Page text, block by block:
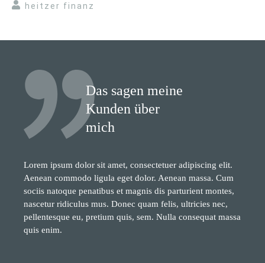
heitzer finanz
Das sagen meine
Kunden über
mich
Lorem ipsum dolor sit amet, consectetuer adipiscing elit.
Aenean commodo ligula eget dolor. Aenean massa. Cum
sociis natoque penatibus et magnis dis parturient montes,
nascetur ridiculus mus. Donec quam felis, ultricies nec,
pellentesque eu, pretium quis, sem. Nulla consequat massa
quis enim.